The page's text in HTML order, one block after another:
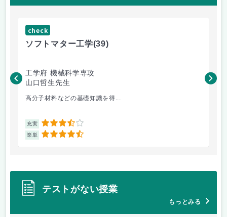
check
ソフトマター工学(39)
工学府 機械科学専攻
山口哲生先生
高分子材料などの基礎知識を得...
充実 3.5
楽単 4.5
鈴
テストがない授業
もっとみる